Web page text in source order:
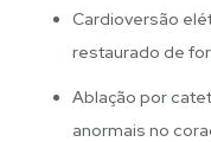
Cardioversão
restaurado de
Ablação por
anormais no